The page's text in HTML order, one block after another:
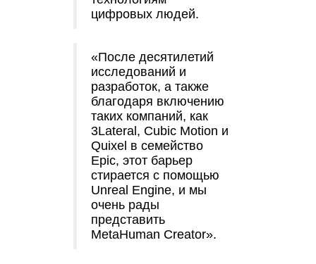
цифровых людей.
«После десятилетий
исследований и
разработок, а также
благодаря включению
таких компаний, как
3Lateral, Cubic Motion и
Quixel в семейство
Epic, этот барьер
стирается с помощью
Unreal Engine, и мы
очень рады
представить
MetaHuman Creator».